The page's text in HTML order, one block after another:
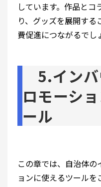
しています。作品と
り、グッズを展開す
費促進につながるでし
5.イン
ロモーシ
ール
この章では、自治体
ョンに使えるツールを